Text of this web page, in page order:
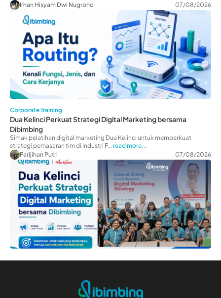
Irhan Hisyam Dwi Nugroho
07/08/2026
Corporate Training
Dua Kelinci Perkuat Strategi Digital Marketing bersama
Dibimbing
Simak pelatihan digital marketing Dua Kelinci untuk memperkuat
strategi pemasaran tim di industri F... read more...
Farijihan Putri
07/08/2026